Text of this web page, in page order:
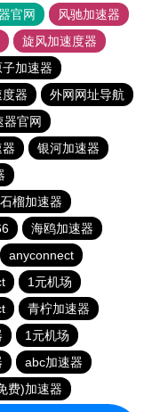
官网
风驰加速器
旋风加速度器
子加速器
器
外网网址导航
器官网
银河加速器
榴加速器
海鸥加速器
anyconnect
1元机场
青柠加速器
1元机场
abc加速器
费)加速器